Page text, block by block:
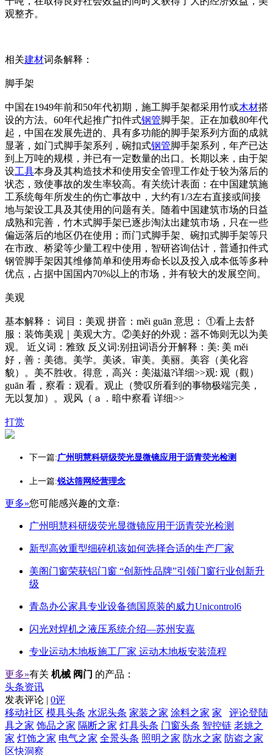
观整齐。
相关建材词条解释：
脚手架
中国在1949年前和50年代初期，施工脚手架都采用竹或木材搭
设的方法。60年代起推广扣件式钢管脚手架。正在加载80年代
起，中国在发展先进的、具有多功能的脚手架系列方面的成就
显著，如门式脚手架系列，碗扣式钢管脚手架系列，年产已达
到上万吨的规模，并已有一定数量的出口。长期以来，由于架
设工具本身及其构造技术和使用安全管理工作处于较为落后的
状态，致使事故的发生率较高。有关统计表面：在中国建筑施
工系统每年所发生的伤亡事故中，大约有1/3左右直接或间接
地与架设工具及其使用的问题有关。随着中国建筑市场的日益
成熟和完善，竹木式脚手架已逐步淘汰出建筑市场，只在一些
偏远落后的地区仍在使用；而门式脚手架、碗扣式脚手架等只
在市政、桥梁等少量工程中使用，智研咨询估计，普通扣件式
钢管脚手架因其维修简单和使用寿命长以及投入成本低等多种
优点，占据中国国内70%以上的市场，并有较大的发展空间。
美观
基本解释： 词目：美观 拼音：měi guān 意思： ①看上去舒
服：装饰美观｜美观大方。②美好的外观：器不饰则无以为美
观。 近义词：雅致 反义词:别扭词语分开解释：美: 美 měi
好，善：美德。美学。美谈。审美。美丽。美容（美化容
貌）。美不胜收。得意，高兴：美滋滋?详细>>观: 观（觀）
guān 看，察看：观看。观止（赞叹所看到的事物极端完美，
无以复加）。观风（ａ．暗中察看 详细>>
打赏
下一篇:广州明慧科研级荧光显微镜应用于沥青荧光检测
上一篇:锐达筛网经营理念
更多»您可能感兴趣的文章:
广州明慧科研级荧光显微镜应用于沥青荧光检测
新型高效重型细碎机该如何选择合适的生产厂家
美阁门窗荣获铝门窗 “创新性品牌”引领门窗行业创新升
级
青岛办公家具专业设备德国原装的威力Unicontrol6
闪光对焊机之液压系统介绍—苏州安嘉
专业运动木地板施工厂家 运动木地板安装流程
更多»有关 机械 阀门 的产品：
头条资讯
发表评论 | 0评
评论登陆
移动社区 模具头条 水泥头条 家装之家 涂料之家 家
具之家 饰品之家 隔断之家 灯具头条 门窗头条 智控链 老姚之
家 灯饰之家 电气之家 全景头条 照明之家 防水之家 防盗之家
区快洞察